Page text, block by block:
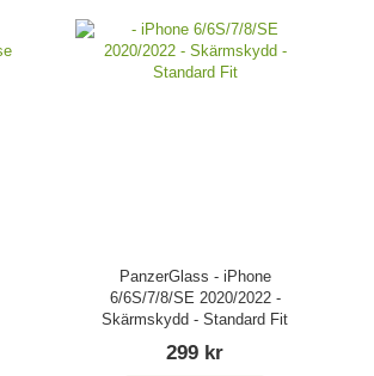
PanzerGlass - iPhone
6/6S/7/8/SE 2020/2022 -
Skärmskydd - Standard Fit
299 kr